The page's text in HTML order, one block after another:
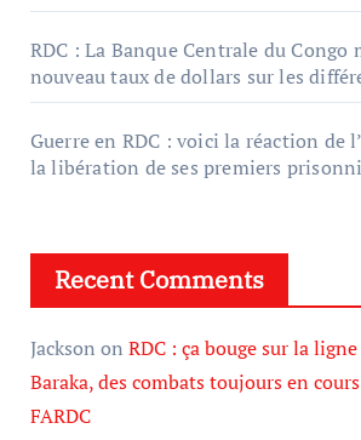
RDC : La Banque Centrale du Congo
nouveau taux de dollars sur les
Guerre en RDC : voici la réaction de
la libération de ses premiers
Recent Comments
Jackson on RDC : ça bouge sur la
Baraka, des combats toujours en
FARDC